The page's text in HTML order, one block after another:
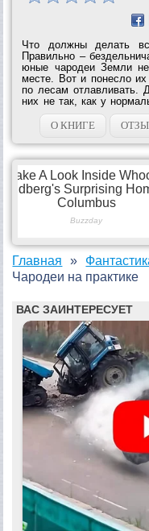
Что должны делать
Правильно –
юные чародеи Земли
месте. Вот и понесло их
по лесам отлавливать.
них не так, как у
перевертыши
весело и потом уж...
О КНИГЕ
Главная
Чародеи на практике